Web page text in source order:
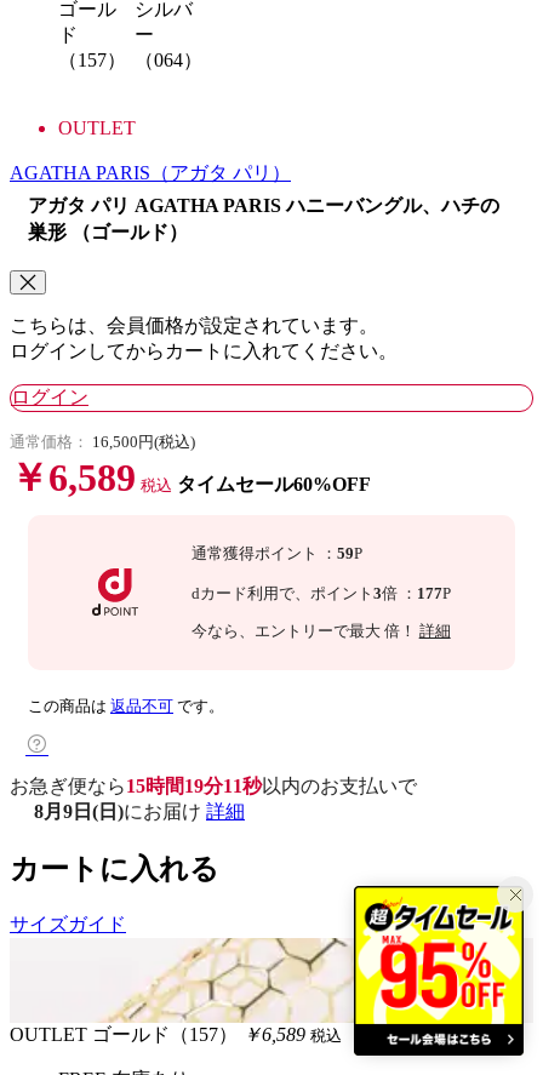
ゴール
ド
（157）
シルバ
ー
（064）
OUTLET
AGATHA PARIS （アガタ パリ）
アガタ パリ AGATHA PARIS ハニーバングル、ハチの
巣形 （ゴールド）
こちらは、会員価格が設定されています。
ログインしてからカートに入れてください。
ログイン
通常価格： 16,500円(税込)
￥6,589 税込 タイムセール60%OFF
通常獲得ポイント ： 59P
dカード利用で、 ポイント 3倍 ： 177P
今なら 、エントリーで最大 倍！ 詳細
この商品は 返品不可 です。
お急ぎ便なら15時間19分10秒以内のお支払いで
8月9日(日)にお届け 詳細
カートに入れる
サイズガイド
OUTLET ゴールド（157） ￥6,589 税込